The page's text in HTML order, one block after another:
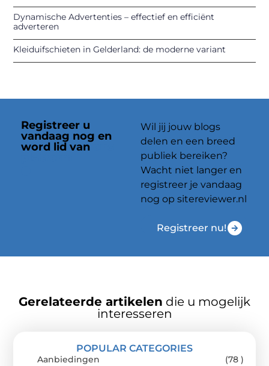
Dynamische Advertenties – effectief en efficiënt
adverteren
Kleiduifschieten in Gelderland: de moderne variant
Registreer u
vandaag nog en
word lid van
Wil jij jouw blogs
delen en een breed
publiek bereiken?
Wacht niet langer en
registreer je vandaag
nog op sitereviewer.nl
Registreer nu!
Gerelateerde artikelen die u mogelijk
interesseren
POPULAR CATEGORIES
Aanbiedingen
(78 )